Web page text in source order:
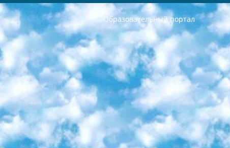
Образовательный портал
РЕСПУБЛИКА УЗБЕКИСТАН МИНИСТРЕРСТВО ДОШКОЛЬНОГО И ШКОЛЬНОГО ОБРАЗОВАНИЯ КОМАНДА в общеобразовательных учреждениях в 2023-2024 учебном году организация и проведение итоговой государственной аттестации обучающихся о Министра дошкольного и школьного образования Республики Узбекистан от 4 марта 2008 года (постановлением Минюста от 20 марта 2008 года № 1778 государственной регистрации) «Итоговое состояние учащихся общего среднего образования на основании положения об утверждении положения об аттестации общего среднего образования выпускной экзамен студентов в образовательных учреждениях в 2023-2024 учебном году В целях организации и прохождения аттестации приказываю: 1. Следующее: перечень предметов, по которым будет проводиться итоговая государственная аттестация и экзамен формы перевода согласно приложению 1; сертификаты международного образца, оценивающие уровень владения иностранными языками перечень согласно приложению 2; 2. Педагогический при специализированных образовательных учреждениях. научно-практический центр квалификации и международной оценки (Д.Давидова) 2024 г. До 25 марта: задания по предметам, по которым будет проводиться итоговая аттестация разработка и утверждение технических условий; итоговая аттестация на основании разработанного предметного задания разработка вопросов по предметам (устно и письменно), экзамен передача; общеобразовательные средние школы и специальные учебные заведения учащиеся выпускных классов школ и интернатов в агентской системе подготовка базы данных экзаменационных материалов и критериев оценки; перевод базы экзаменационных материалов на все языки обучения подать в Республиканский образовательный центр для изготовления; варианты экзаменов на основе разработанных контрольных материалов пусть будут поставлены задачи формирования. 3. Республиканский образовательный центр (Ш.Худайкулов) до 5 апреля 2024 года. до: база данных предоставленных экзаменационных материалов на все языки обучения перевод и экспертиза; для слепых, слабовидящих, глухих, слабослышащих и умственно отсталых детей учащиеся выпускных классов специализированных школ и школ-интернатов база данных экзаменационных материалов на всех преподаваемых языках подготовка критериев оценки; специализированные школы для умственно отсталых детей и технологии для учащихся выпускных классов школ-интернатов разработка соответствующих рекомендаций и критериев проведения ЕГЭ по естествознанию давать задания. 4. Педагогический при специализированных образовательных учреждениях. Научно-